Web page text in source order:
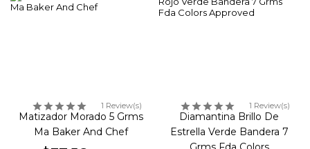
1 Review(s)
Matizador Morado 5 Grms
Ma Baker And Chef
1 Review(s)
Diamantina Brillo De
Estrella Verde Bandera 7